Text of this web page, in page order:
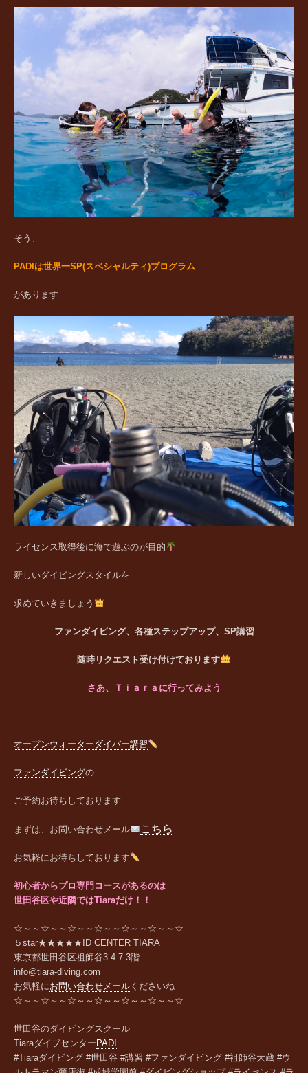
そう、
PADIは世界一SP(スペシャルティ)プログラム
があります
ライセンス取得後に海で遊ぶのが目的
新しいダイビングスタイルを
求めていきましょう
ファンダイビング、各種ステップアップ、SP講習
随時リクエスト受け付けております
さあ、Ｔｉａｒａに行ってみよう
オープンウォーターダイバー講習
ファンダイビングの
ご予約お待ちしております
まずは、お問い合わせメール こちら
お気軽にお待ちしております
初心者からプロ専門コースがあるのは
世田谷区や近隣ではTiaraだけ！！
☆～～☆～～☆～～☆～～☆～～☆～～☆
５star★★★★★ID CENTER TIARA
東京都世田谷区祖師谷3-4-7 3階
info@tiara-diving.com
お気軽にお問い合わせメール くださいね
☆～～☆～～☆～～☆～～☆～～☆～～☆
世田谷のダイビングスクール
Tiaraダイブセンター PADI
#Tiaraダイビング #世田谷 #講習 #ファンダイビング #祖師谷大蔵 #ウ